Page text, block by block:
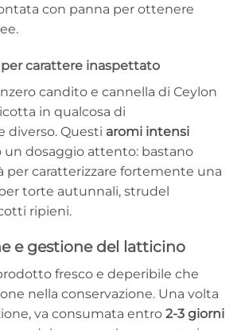
con panna per ottenere
carattere inaspettato
candito e cannella di Ceylon
in qualcosa di
Questi aromi intensi
un dosaggio attento: bastano
per caratterizzare fortemente una
torte autunnali, strudel
ripieni.
e gestione del latticino
fresco e deperibile che
nella conservazione. Una volta
va consumata entro 2-3 giorni